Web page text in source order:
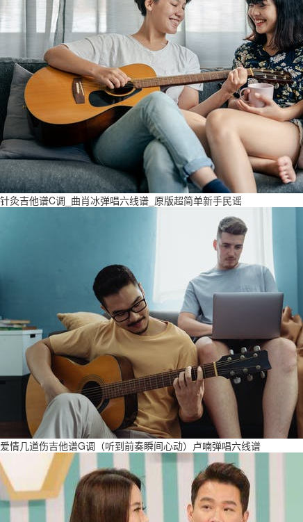
针灸吉他谱C调_曲肖冰弹唱六线谱_原版超简单新手民谣
爱情几道伤吉他谱G调（听到前奏瞬间心动）卢喃弹唱六线谱